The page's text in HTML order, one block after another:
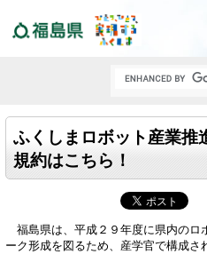
ふくしまロボット産業
規約はこちら！
福島県は、平成２９年度に県内のロ
ーク形成を図るため、産学官で構成さ